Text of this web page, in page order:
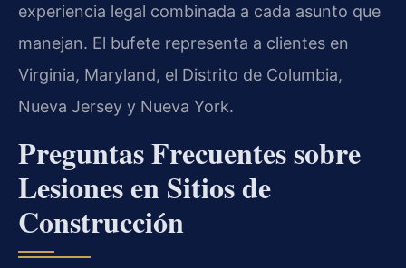
experiencia legal combinada a cada asunto que
manejan. El bufete representa a clientes en
Virginia, Maryland, el Distrito de Columbia,
Nueva Jersey y Nueva York.
Preguntas Frecuentes sobre
Lesiones en Sitios de
Construcción